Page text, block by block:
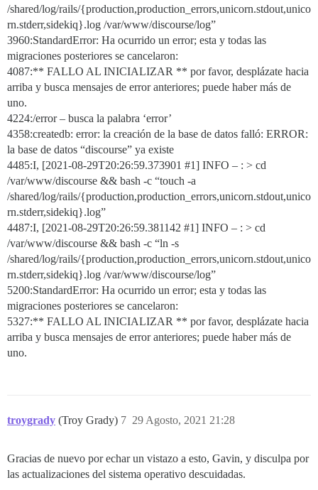
/shared/log/rails/{production,production_errors,unicorn.stdout,unico
rn.stderr,sidekiq}.log /var/www/discourse/log”
3960:StandardError: Ha ocurrido un error; esta y todas las
migraciones posteriores se cancelaron:
4087:** FALLO AL INICIALIZAR ** por favor, desplázate hacia
arriba y busca mensajes de error anteriores; puede haber más de
uno.
4224:/error – busca la palabra ‘error’
4358:createdb: error: la creación de la base de datos falló: ERROR:
la base de datos “discourse” ya existe
4485:I, [2021-08-29T20:26:59.373901 #1] INFO – : > cd
/var/www/discourse && bash -c “touch -a
/shared/log/rails/{production,production_errors,unicorn.stdout,unico
rn.stderr,sidekiq}.log”
4487:I, [2021-08-29T20:26:59.381142 #1] INFO – : > cd
/var/www/discourse && bash -c “ln -s
/shared/log/rails/{production,production_errors,unicorn.stdout,unico
rn.stderr,sidekiq}.log /var/www/discourse/log”
5200:StandardError: Ha ocurrido un error; esta y todas las
migraciones posteriores se cancelaron:
5327:** FALLO AL INICIALIZAR ** por favor, desplázate hacia
arriba y busca mensajes de error anteriores; puede haber más de
uno.
troygrady (Troy Grady) 29 Agosto, 2021 21:28
7
Gracias de nuevo por echar un vistazo a esto, Gavin, y disculpa por
las actualizaciones del sistema operativo descuidadas.